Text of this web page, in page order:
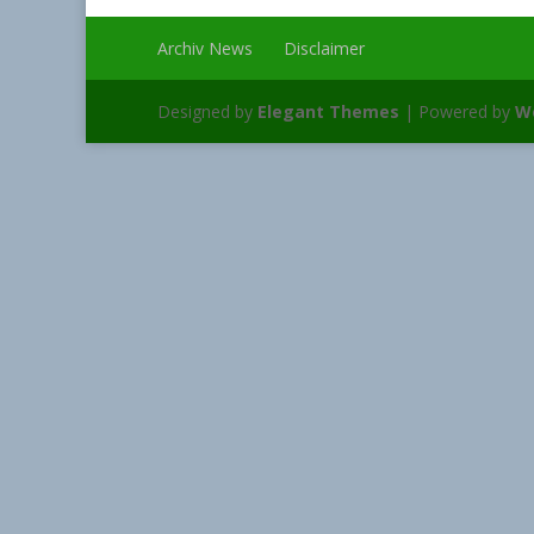
Archiv News Disclaimer
Designed by Elegant Themes | Powered by